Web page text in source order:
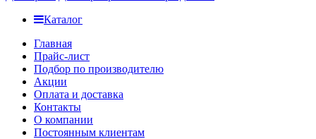
Каталог
Главная
Прайс-лист
Подбор по производителю
Акции
Оплата и доставка
Контакты
О компании
Постоянным клиентам